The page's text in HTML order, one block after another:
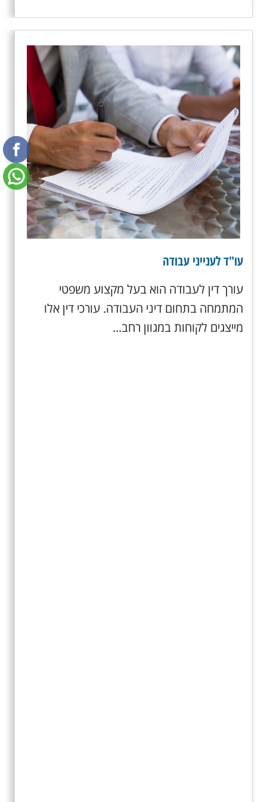
עו"ד לענייני עבודה
עורך דין לעבודה הוא בעל מקצוע משפטי
המתמחה בתחום דיני העבודה. עורכי דין אלו
מייצגים לקוחות במגוון רחב...